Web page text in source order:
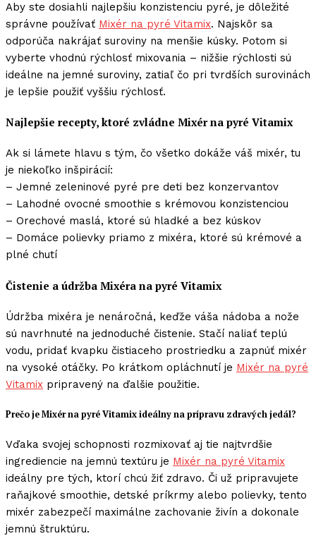
Aby ste dosiahli najlepšiu konzistenciu pyré, je dôležité
správne používať Mixér na pyré Vitamix. Najskôr sa
odporúča nakrájať suroviny na menšie kúsky. Potom si
vyberte vhodnú rýchlosť mixovania – nižšie rýchlosti sú
ideálne na jemné suroviny, zatiaľ čo pri tvrdších surovinách
je lepšie použiť vyššiu rýchlosť.
Najlepšie recepty, ktoré zvládne Mixér na pyré Vitamix
Ak si lámete hlavu s tým, čo všetko dokáže váš mixér, tu
je niekoľko inšpirácií:
– Jemné zeleninové pyré pre deti bez konzervantov
– Lahodné ovocné smoothie s krémovou konzistenciou
– Orechové maslá, ktoré sú hladké a bez kúskov
– Domáce polievky priamo z mixéra, ktoré sú krémové a
plné chutí
Čistenie a údržba Mixéra na pyré Vitamix
Údržba mixéra je nenáročná, keďže váša nádoba a nože
sú navrhnuté na jednoduché čistenie. Stačí naliať teplú
vodu, pridať kvapku čistiaceho prostriedku a zapnúť mixér
na vysoké otáčky. Po krátkom opláchnutí je Mixér na pyré
Vitamix pripravený na ďalšie použitie.
Prečo je Mixér na pyré Vitamix ideálny na prípravu zdravých jedál?
Vďaka svojej schopnosti rozmixovať aj tie najtvrdšie
ingrediencie na jemnú textúru je Mixér na pyré Vitamix
ideálny pre tých, ktorí chcú žiť zdravo. Či už pripravujete
raňajkové smoothie, detské príkrmy alebo polievky, tento
mixér zabezpečí maximálne zachovanie živín a dokonale
jemnú štruktúru.